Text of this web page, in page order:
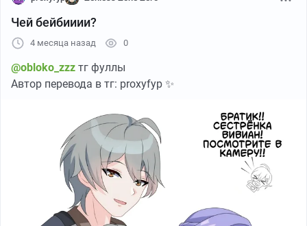
Чей бейбииии?
4 месяца назад 0
@obloko_zzz тг фуллы
Автор перевода в тг: proxyfyp ✨